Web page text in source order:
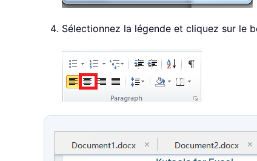
Sélectionnez la légende et cliquez sur le